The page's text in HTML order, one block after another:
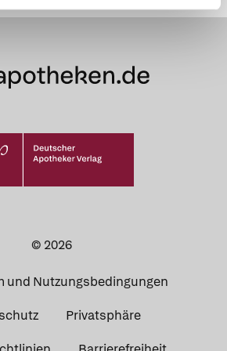
© 2026
und Nutzungsbedingungen
Privatsphäre